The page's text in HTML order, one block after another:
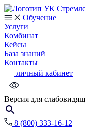
Обучение
Услуги
Комбинат
Кейсы
База знаний
Контакты
личный кабинет
Версия для
8 (800) 333-16-12